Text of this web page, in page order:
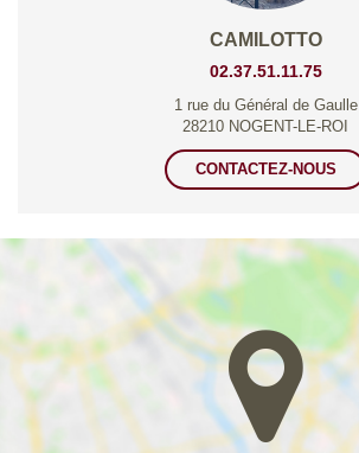
CAMILOTTO
02.37.51.11.75
1 rue du Général de Gaulle
28210 NOGENT-LE-ROI
CONTACTEZ-NOUS